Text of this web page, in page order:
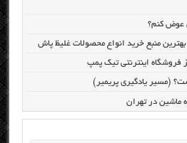
عوض کنم؟
منبع خرید انواع محصولات غلیظ پاش
فروشگاه اینترنتی تیک پمپ
(مسیر یادگیری پریمیر)
ماشین در تهران